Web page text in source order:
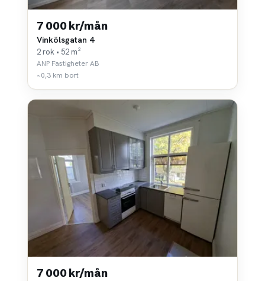
7 000 kr/mån
Vinkölsgatan 4
2 rok • 52 m²
ANP Fastigheter AB
~0,3 km bort
7 000 kr/mån